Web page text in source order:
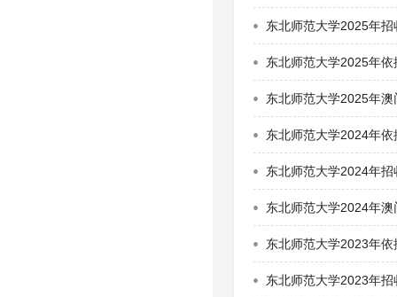
东北师范大学2025年
东北师范大学2025年
东北师范大学2025年
东北师范大学2024年
东北师范大学2024年
东北师范大学2024年
东北师范大学2023年
东北师范大学2023年